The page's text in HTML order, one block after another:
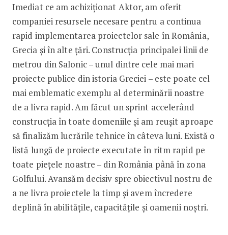
Imediat ce am achiziționat Aktor, am oferit
companiei resursele necesare pentru a continua
rapid implementarea proiectelor sale în România,
Grecia și în alte țări. Construcția principalei linii de
metrou din Salonic – unul dintre cele mai mari
proiecte publice din istoria Greciei – este poate cel
mai emblematic exemplu al determinării noastre
de a livra rapid. Am făcut un sprint accelerând
construcția în toate domeniile și am reușit aproape
să finalizăm lucrările tehnice în câteva luni. Există o
listă lungă de proiecte executate în ritm rapid pe
toate piețele noastre – din România până în zona
Golfului. Avansăm decisiv spre obiectivul nostru de
a ne livra proiectele la timp și avem încredere
deplină în abilitățile, capacitățile și oamenii noștri.